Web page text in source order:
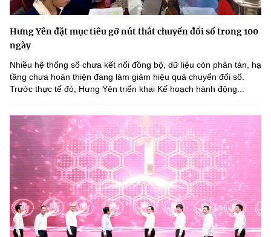
Hưng Yên đặt mục tiêu gỡ nút thắt chuyển đổi số trong 100
ngày
Nhiều hệ thống số chưa kết nối đồng bộ, dữ liệu còn phân tán, hạ
tầng chưa hoàn thiện đang làm giảm hiệu quả chuyển đổi số.
Trước thực tế đó, Hưng Yên triển khai Kế hoạch hành động...